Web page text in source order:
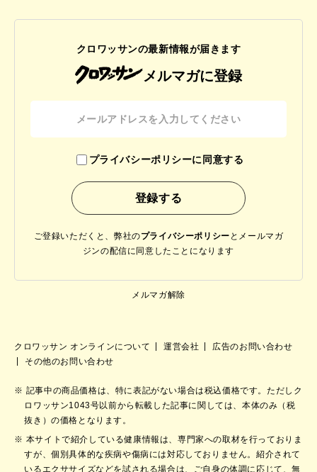
クロワッサンの最新情報が届きます
メルマガに登録
プライバシーポリシーに同意する
ご登録いただくと、弊社のプライバシーポリシー と メールマガ
ジンの配信に同意したことになります
メルマガ解除
クロワッサン オンラインについて 運営会社
広告のお問い合わせ
その他のお問い合わせ
記事中の商品価格は、特に表記がない場合は税込価格です。ただしク
ロワッサン1043号以前から転載した記事に関しては、本体のみ（税
抜き）の価格となります。
本サイトで紹介している健康情報は、専門家への取材を行っておりま
すが、個別具体的な疾病や傷病には対応しておりません。紹介されて
いるエクササイズなどを試される場合は、ご自身の体調に応じて、無